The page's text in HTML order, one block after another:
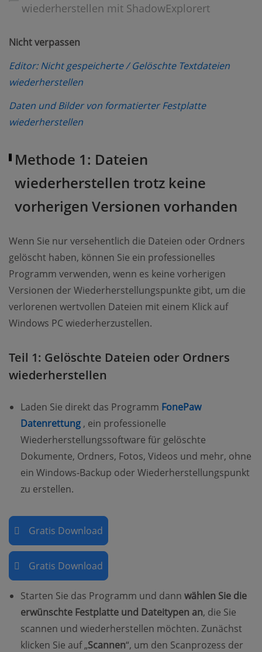
wiederherstellen mit ShadowExplorert
Nicht verpassen
Editor: Nicht gespeicherte / Gelöschte Textdateien
wiederherstellen(opens new window)
Daten und Bilder von formatierter Festplatte
wiederherstellen(opens new window)
Methode 1: Dateien
wiederherstellen trotz keine
vorherigen Versionen vorhanden
Wenn Sie nur versehentlich die Dateien oder Ordners
gelöscht haben, können Sie ein professionelles
Programm verwenden, wenn es keine vorherigen
Versionen der Wiederherstellungspunkte gibt, um die
verlorenen wertvollen Dateien mit einem Klick auf
Windows PC wiederherzustellen.
Teil 1: Gelöschte Dateien oder Ordners
wiederherstellen
Laden Sie direkt das Programm FonePaw
Datenrettung (opens new window)
, ein professionelle
Wiederherstellungssoftware für gelöschte
Dokumente, Ordners, Fotos, Videos und mehr, ohne
ein Windows-Backup oder Wiederherstellungspunkt
zu erstellen.
Gratis Download
Gratis Download
Starten Sie das Programm und dann wählen Sie die
erwünschte Festplatte und Dateitypen an, die Sie
scannen und wiederherstellen möchten. Zunächst
klicken Sie auf „Scannen“, um den Scanprozess der